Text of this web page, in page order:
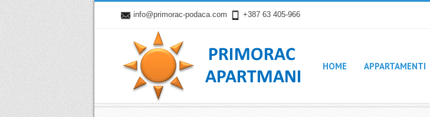
info@primorac-podaca.com +387 63 405-966
HOME APPARTAMENTI